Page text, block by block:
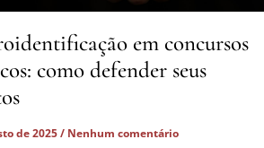
em concursos
como defender seus
de 2025 Nenhum comentário